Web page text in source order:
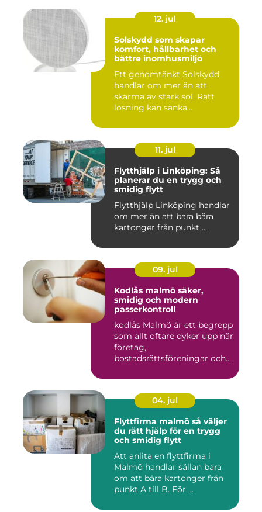
12. jul
Solskydd som skapar
komfort, hållbarhet och
bättre inomhusmiljö
Ett genomtänkt Solskydd
handlar om mer än att
skärma av stark sol. Rätt
lösning kan sänka
11. jul
Flytthjälp i Linköping: Så
planerar du en trygg och
smidig flytt
Flytthjälp Linköping handlar
om mer än att bara bära
kartonger från punkt ...
09. jul
Kodlås malmö säker,
smidig och modern
passerkontroll
kodlås Malmö är ett begrepp
som allt oftare dyker upp när
företag,
bostadsrättsföreningar och
04. jul
Flyttfirma malmö så väljer
du rätt hjälp för en trygg
och smidig flytt
Att anlita en flyttfirma i
Malmö handlar sällan bara
om att bära kartonger från
punkt A till B. För ...